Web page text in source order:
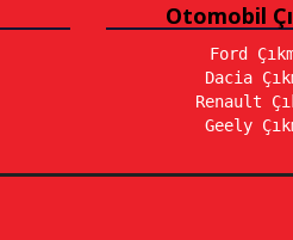
Otomobil
Ford
Dacia
Renault
Geely